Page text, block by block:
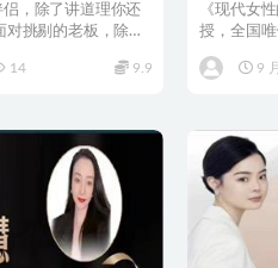
，除了讲道理你还
对挑剔的老板，除了
14 9.9
《现代女
授，全国
9